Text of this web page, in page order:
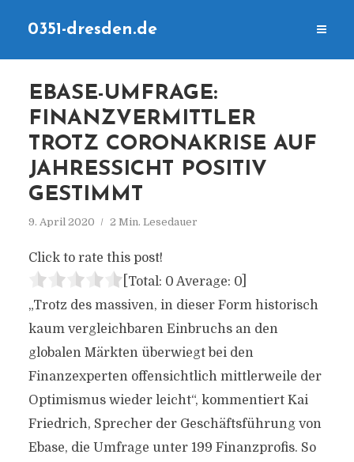
0351-dresden.de
EBASE-UMFRAGE:
FINANZVERMITTLER
TROTZ CORONAKRISE AUF
JAHRESSICHT POSITIV
GESTIMMT
9. April 2020 2 Min. Lesedauer
Click to rate this post!
[Total: 0 Average: 0]
„Trotz des massiven, in dieser Form historisch
kaum vergleichbaren Einbruchs an den
globalen Märkten überwiegt bei den
Finanzexperten offensichtlich mittlerweile der
Optimismus wieder leicht“, kommentiert Kai
Friedrich, Sprecher der Geschäftsführung von
Ebase, die Umfrage unter 199 Finanzprofis. So